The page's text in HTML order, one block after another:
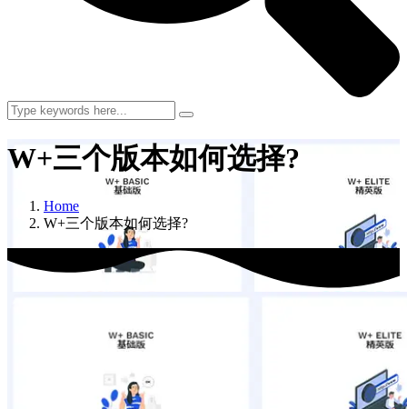
W+三个版本如何选择?
Home
W+三个版本如何选择?